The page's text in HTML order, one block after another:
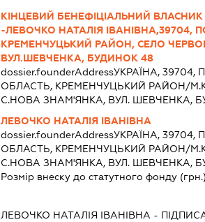
КІНЦЕВИЙ БЕНЕФІЦІАЛЬНИЙ
-ЛЕВОЧКО НАТАЛІЯ ІВАНІВНА,39704,
КРЕМЕНЧУЦЬКИЙ РАЙОН, СЕЛО
ВУЛ.ШЕВЧЕНКА, БУДИНОК 48
dossier.founderAddressУКРАЇНА, 39704,
ОБЛАСТЬ, КРЕМЕНЧУЦЬКИЙ РАЙОН/
С.НОВА ЗНАМ'ЯНКА, ВУЛ. ШЕВЧЕНКА,
ЛЕВОЧКО НАТАЛІЯ ІВАНІВНА
dossier.founderAddressУКРАЇНА, 39704,
ОБЛАСТЬ, КРЕМЕНЧУЦЬКИЙ РАЙОН/
С.НОВА ЗНАМ'ЯНКА, ВУЛ. ШЕВЧЕНКА,
Розмір внеску до статутного фонду
ЛЕВОЧКО НАТАЛІЯ ІВАНІВНА -